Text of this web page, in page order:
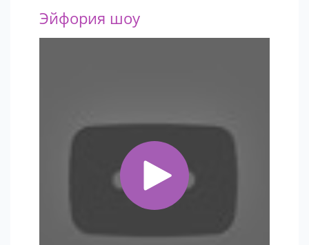
Эйфория шоу